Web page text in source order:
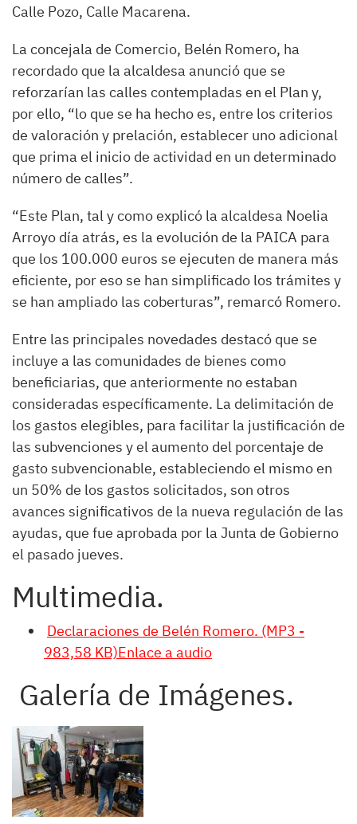
Calle Pozo, Calle Macarena.
La concejala de Comercio, Belén Romero, ha
recordado que la alcaldesa anunció que se
reforzarían las calles contempladas en el Plan y,
por ello, “lo que se ha hecho es, entre los criterios
de valoración y prelación, establecer uno adicional
que prima el inicio de actividad en un determinado
número de calles”.
“Este Plan, tal y como explicó la alcaldesa Noelia
Arroyo día atrás, es la evolución de la PAICA para
que los 100.000 euros se ejecuten de manera más
eficiente, por eso se han simplificado los trámites y
se han ampliado las coberturas”, remarcó Romero.
Entre las principales novedades destacó que se
incluye a las comunidades de bienes como
beneficiarias, que anteriormente no estaban
consideradas específicamente. La delimitación de
los gastos elegibles, para facilitar la justificación de
las subvenciones y el aumento del porcentaje de
gasto subvencionable, estableciendo el mismo en
un 50% de los gastos solicitados, son otros
avances significativos de la nueva regulación de las
ayudas, que fue aprobada por la Junta de Gobierno
el pasado jueves.
Multimedia.
Declaraciones de Belén Romero. (MP3 -
983,58 KB)Enlace a audio
Galería de Imágenes.